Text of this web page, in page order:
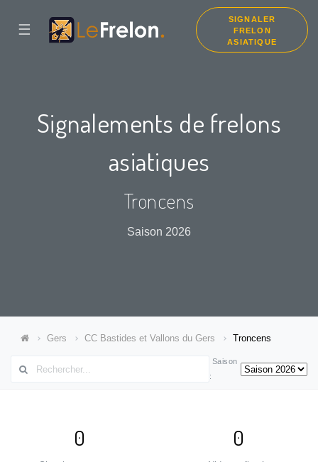
☰
SIGNALER
FRELON
ASIATIQUE
Signalements de frelons
asiatiques
Troncens
Saison 2026
Gers CC Bastides et Vallons du Gers Troncens
Saison
:
0 0